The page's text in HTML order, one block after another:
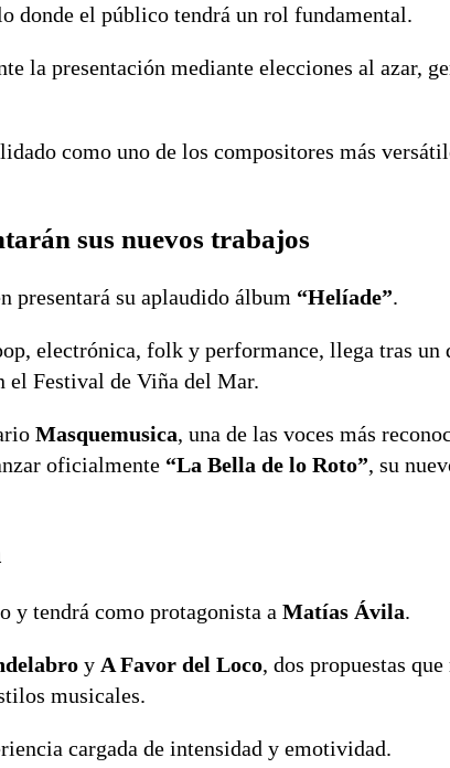
donde el público tendrá un rol fundamental.
la presentación mediante elecciones al azar,
como uno de los compositores más
sus nuevos trabajos
presentará su aplaudido álbum “Helíade”.
electrónica, folk y performance, llega tras un
el Festival de Viña del Mar.
Masquemusica, una de las voces más
oficialmente “La Bella de lo Roto”, su
y tendrá como protagonista a Matías Ávila.
y A Favor del Loco, dos propuestas
musicales.
cargada de intensidad y emotividad.